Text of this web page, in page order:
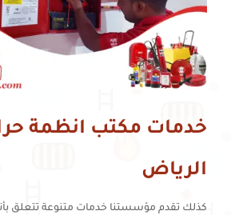
خدمات مكتب انظمة
الرياض
كذلك تقدم مؤسستنا خدمات متنوعة تتعلق